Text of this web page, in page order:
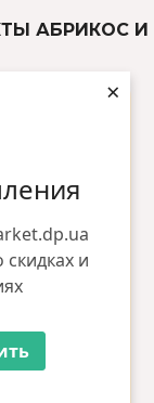
и
×
АБРИКОС И